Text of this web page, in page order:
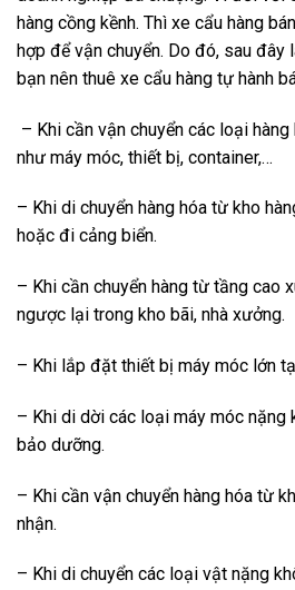
hàng cồng kềnh. Thì xe cẩu hàng
hợp để vận chuyển. Do đó, sau
bạn nên thuê xe cẩu hàng tự hành
– Khi cần vận chuyển các loại
như máy móc, thiết bị, container,…
– Khi di chuyển hàng hóa từ kho
hoặc đi cảng biển.
– Khi cần chuyển hàng từ tầng cao
ngược lại trong kho bãi, nhà xưởng.
– Khi lắp đặt thiết bị máy móc lớn
– Khi di dời các loại máy móc nặng
bảo dưỡng.
– Khi cần vận chuyển hàng hóa từ
nhận.
– Khi di chuyển các loại vật nặng